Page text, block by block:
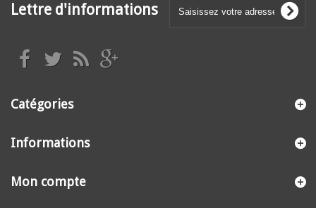
Lettre d'informations
Catégories
Informations
Mon compte